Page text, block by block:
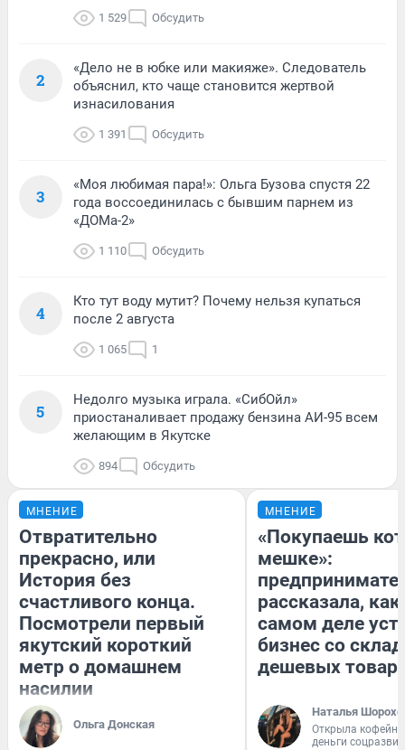
1 529 Обсудить
2
«Дело не в юбке или макияже». Следователь
объяснил, кто чаще становится жертвой
изнасилования
1 391 Обсудить
3
«Моя любимая пара!»: Ольга Бузова спустя 22
года воссоединилась с бывшим парнем из
«ДОМа-2»
1 110 Обсудить
4
Кто тут воду мутит? Почему нельзя купаться
после 2 августа
1 065 1
5
Недолго музыка играла. «СибОйл»
приостаналивает продажу бензина АИ-95 всем
желающим в Якутске
894 Обсудить
МНЕНИЕ
Отвратительно
прекрасно, или
История без
счастливого конца.
Посмотрели первый
якутский короткий
метр о домашнем
насилии
Ольга Донская
МНЕНИЕ
«Покупаешь
мешке»:
рассказала, как
самом деле
бизнес со
дешевых
Наталья
Открыла
деньги